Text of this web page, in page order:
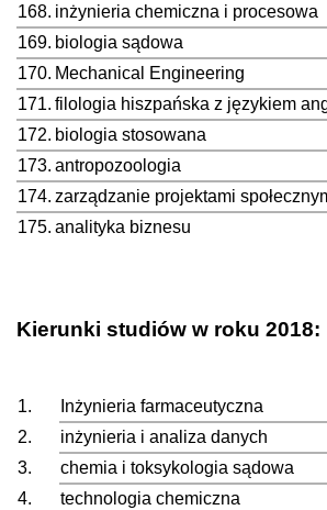
168. inżynieria chemiczna i procesowa
169. biologia sądowa
170. Mechanical Engineering
171. filologia hiszpańska z językiem
172. biologia stosowana
173. antropozoologia
174. zarządzanie projektami
175. analityka biznesu
Kierunki studiów w roku 2018:
1. Inżynieria farmaceutyczna
2.
inżynieria i analiza danych
3.
chemia i toksykologia sądowa
4.
technologia chemiczna